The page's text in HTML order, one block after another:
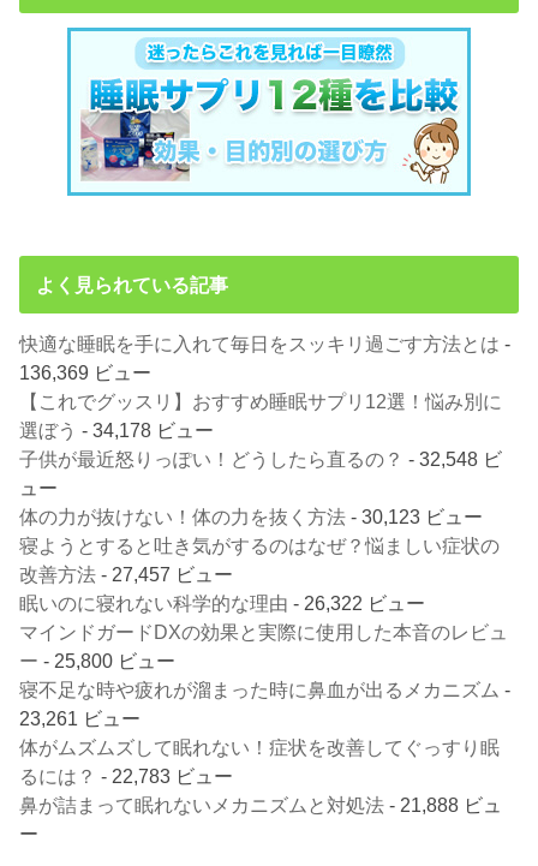
よく見られている記事
快適な睡眠を手に入れて毎日をスッキリ過ごす方法とは -
136,369 ビュー
【これでグッスリ】おすすめ睡眠サプリ12選！悩み別に
選ぼう - 34,178 ビュー
子供が最近怒りっぽい！どうしたら直るの？ - 32,548 ビ
ュー
体の力が抜けない！体の力を抜く方法 - 30,123 ビュー
寝ようとすると吐き気がするのはなぜ？悩ましい症状の
改善方法 - 27,457 ビュー
眠いのに寝れない科学的な理由 - 26,322 ビュー
マインドガードDXの効果と実際に使用した本音のレビュ
ー - 25,800 ビュー
寝不足な時や疲れが溜まった時に鼻血が出るメカニズム -
23,261 ビュー
体がムズムズして眠れない！症状を改善してぐっすり眠
るには？ - 22,783 ビュー
鼻が詰まって眠れないメカニズムと対処法 - 21,888 ビュ
ー